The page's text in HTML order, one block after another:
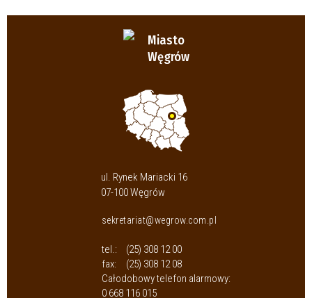
Miasto
Węgrów
ul. Rynek Mariacki 16
07-100 Węgrów
sekretariat@wegrow.com.pl
tel.:
(25) 308 12 00
fax:
(25) 308 12 08
Całodobowy telefon alarmowy:
0 668 116 015